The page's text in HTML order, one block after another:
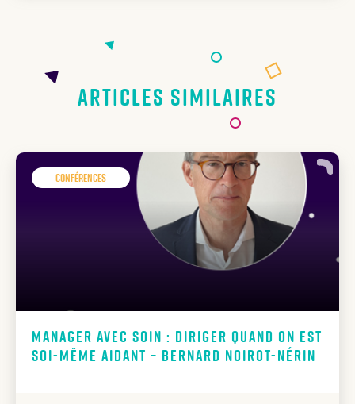
Articles similaires
Conférences
Manager avec soin : diriger quand on est
soi-même aidant – Bernard Noirot-Nérin